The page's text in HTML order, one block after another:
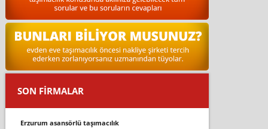
SON FİRMALAR
erzurum asansörlü taşımacılık